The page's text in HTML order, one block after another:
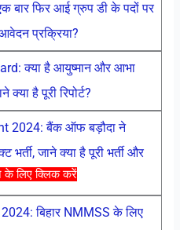
के लिए क्लिक करें
बार फिर आई ग्रुप डी के पदों पर
आवेदन प्रक्रिया?
क्या है आयुष्मान और आभा
है पूरी रिपोर्ट?
2024: बैंक ऑफ बड़ौदा ने
भर्ती, जाने क्या है पूरी भर्ती और
बिहार NMMSS के लिए